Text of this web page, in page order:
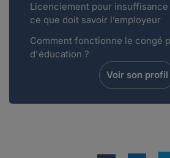
Licenciement pour
ce que doit savoir l’employeur
Comment fonctionne le congé
d'éducation ?
Voir son profil